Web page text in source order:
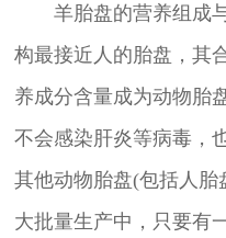
羊胎盘的营养组成与
构最接近人的胎盘，其
养成分含量成为动物胎
不会感染肝炎等病毒，
其他动物胎盘(包括人
大批量生产中，只要有